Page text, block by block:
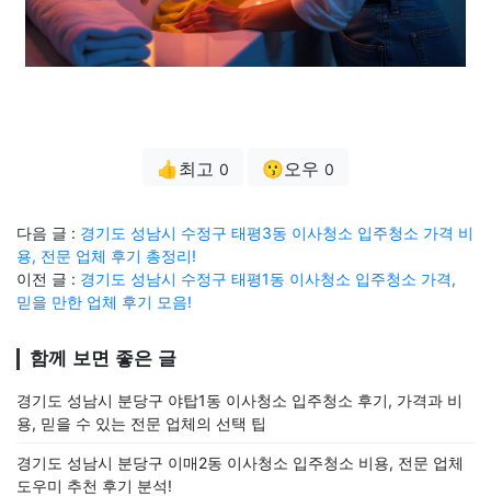
👍최고 0 😗오우 0
다음 글 : 경기도 성남시 수정구 태평3동 이사청소 입주청소 가격 비
용, 전문 업체 후기 총정리!
이전 글 : 경기도 성남시 수정구 태평1동 이사청소 입주청소 가격,
믿을 만한 업체 후기 모음!
함께 보면 좋은 글
경기도 성남시 분당구 야탑1동 이사청소 입주청소 후기, 가격과 비
용, 믿을 수 있는 전문 업체의 선택 팁
경기도 성남시 분당구 이매2동 이사청소 입주청소 비용, 전문 업체
도우미 추천 후기 분석!